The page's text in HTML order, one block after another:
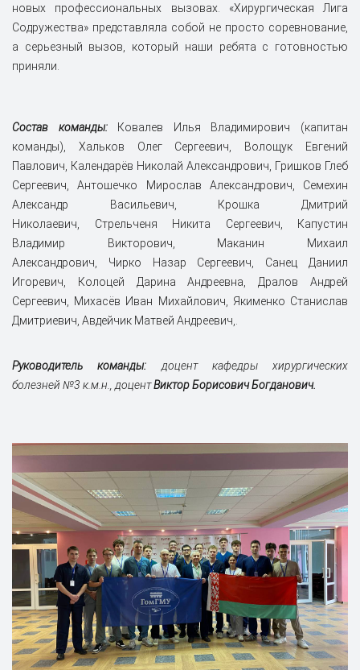
новых профессиональных вызовах. «Хирургическая Лига
Содружества» представляла собой не просто соревнование,
а серьезный вызов, который наши ребята с готовностью
приняли.
Состав команды:
Ковалев Илья Владимирович (капитан
команды), Хальков Олег Сергеевич, Волощук Евгений
Павлович, Календарёв Николай Александрович, Гришков Глеб
Сергеевич, Антошечко Мирослав Александрович, Семехин
Александр Васильевич, Крошка Дмитрий
Николаевич, Стрельченя Никита Сергеевич, Капустин
Владимир Викторович, Маканин Михаил
Александрович, Чирко Назар Сергеевич, Санец Даниил
Игоревич, Колоцей Дарина Андреевна, Дралов Андрей
Сергеевич, Михасёв Иван Михайлович, Якименко Станислав
Дмитриевич, Авдейчик Матвей Андреевич,.
Руководитель команды: доцент кафедры хирургических
болезней №3 к.м.н., доцентВиктор БорисовичБогданович.